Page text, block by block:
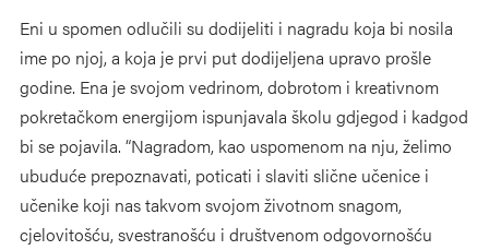
Eni u spomen odlučili su dodijeliti i nagradu koja bi nosila
ime po njoj, a koja je prvi put dodijeljena upravo prošle
godine. Ena je svojom vedrinom, dobrotom i kreativnom
pokretačkom energijom ispunjavala školu gdjegod i kadgod
bi se pojavila. “Nagradom, kao uspomenom na nju, želimo
ubuduće prepoznavati, poticati i slaviti slične učenice i
učenike koji nas takvom svojom životnom snagom,
cjelovitošću, svestranošću i društvenom odgovornošću